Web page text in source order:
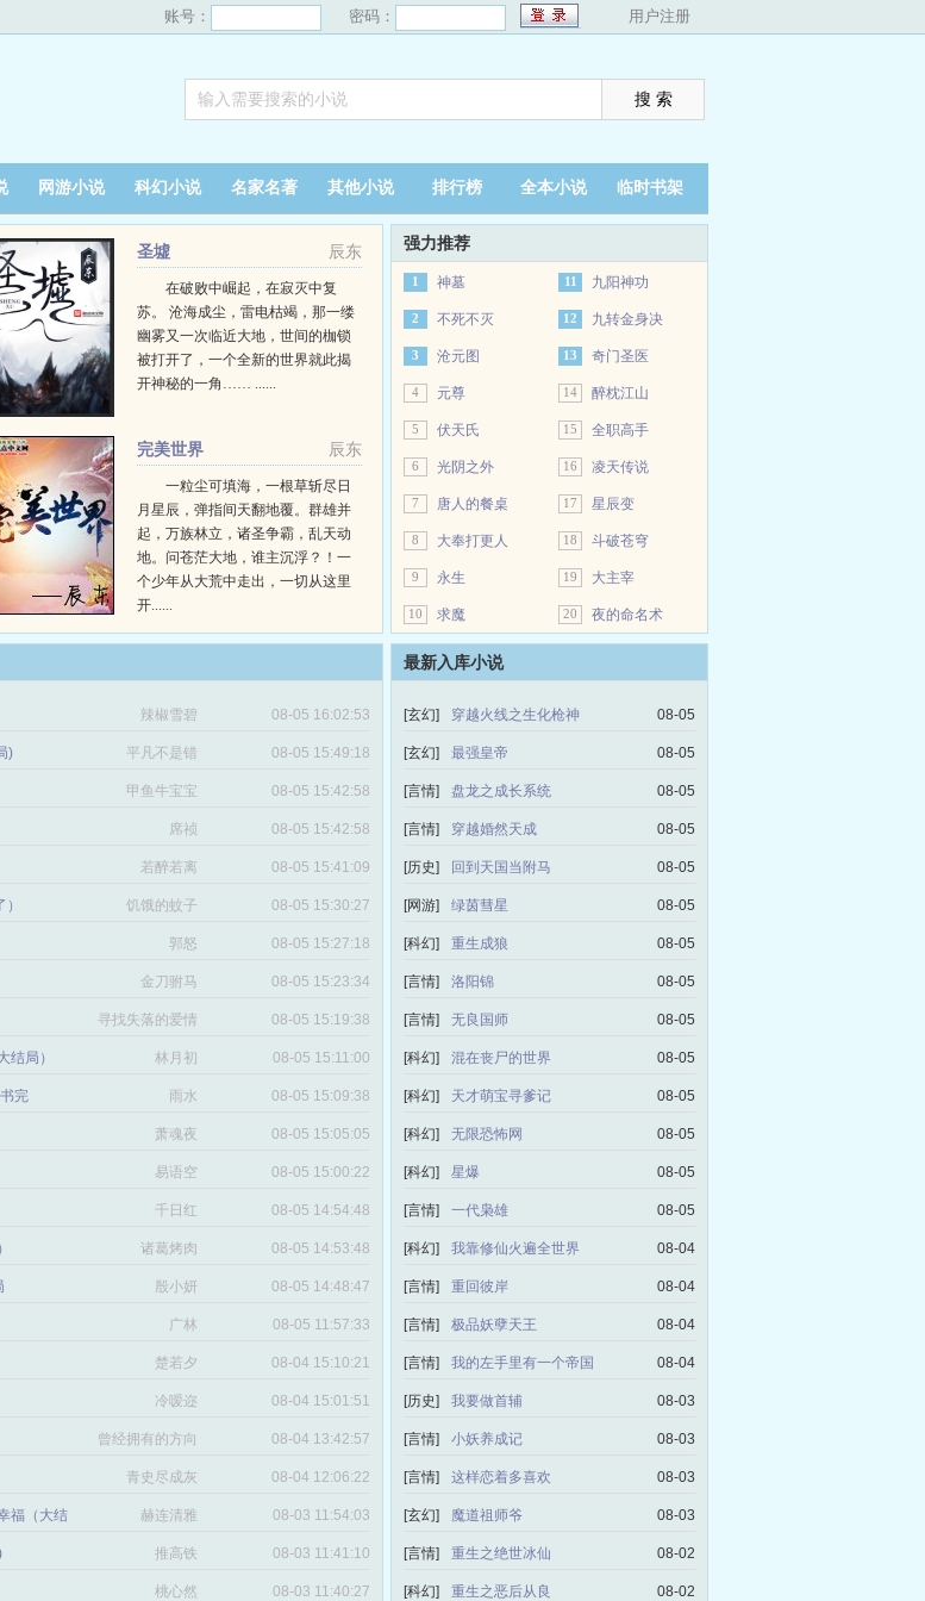
账号： 密码： 用户注册
网游小说 科幻小说 名家名著 其他小说 排行榜 全本小说 临时书架
辰东
圣墟
在破败中崛起，在寂灭中复
苏。 沧海成尘，雷电枯竭，那一缕
幽雾又一次临近大地，世间的枷锁
被打开了，一个全新的世界就此揭
开神秘的一角…… ......
辰东
完美世界
一粒尘可填海，一根草斩尽日
月星辰，弹指间天翻地覆。群雄并
起，万族林立，诸圣争霸，乱天动
地。问苍茫大地，谁主沉浮？！一
个少年从大荒中走出，一切从这里
开......
强力推荐
1 神墓
2 不死不灭
3 沧元图
4 元尊
5 伏天氏
6 光阴之外
7 唐人的餐桌
8 大奉打更人
9 永生
10 求魔
11 九阳神功
12 九转金身决
13 奇门圣医
14 醉枕江山
15 全职高手
16 凌天传说
17 星辰变
18 斗破苍穹
19 大主宰
20 夜的命名术
辣椒雪碧 08-05 16:02:53
) 平凡不是错 08-05 15:49:18
甲鱼牛宝宝 08-05 15:42:58
席祯 08-05 15:42:58
若醉若离 08-05 15:41:09
饥饿的蚊子 08-05 15:30:27
郭怒 08-05 15:27:18
金刀驸马 08-05 15:23:34
寻找失落的爱情 08-05 15:19:38
结局） 林月初 08-05 15:11:00
完 雨水 08-05 15:09:38
萧魂夜 08-05 15:05:05
易语空 08-05 15:00:22
千日红 08-05 14:54:48
诸葛烤肉 08-05 14:53:48
殷小妍 08-05 14:48:47
广林 08-05 11:57:33
楚若夕 08-04 15:10:21
冷嗳迩 08-04 15:01:51
曾经拥有的方向
感
08-04 13:42:57
青史尽成灰 08-04 12:06:22
福（大结
赫连清雅 08-03 11:54:03
推高铁 08-03 11:41:10
桃心然 08-03 11:40:27
最新入库小说
[玄幻] 穿越火线之生化枪神 08-05
[玄幻] 最强皇帝 08-05
[言情] 盘龙之成长系统 08-05
[言情] 穿越婚然天成 08-05
[历史] 回到天国当附马 08-05
[网游] 绿茵彗星 08-05
[科幻] 重生成狼 08-05
[言情] 洛阳锦 08-05
[言情] 无良国师 08-05
[科幻] 混在丧尸的世界 08-05
[科幻] 天才萌宝寻爹记 08-05
[科幻] 无限恐怖网 08-05
[科幻] 星爆 08-05
[言情] 一代枭雄 08-05
[科幻] 我靠修仙火遍全世界 08-04
[言情] 重回彼岸 08-04
[言情] 极品妖孽天王 08-04
[言情] 我的左手里有一个帝国 08-04
[历史] 我要做首辅 08-03
[言情] 小妖养成记 08-03
[言情] 这样恋着多喜欢 08-03
[玄幻] 魔道祖师爷 08-03
[言情] 重生之绝世冰仙 08-02
[科幻] 重生之恶后从良 08-02